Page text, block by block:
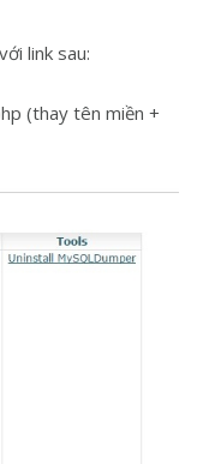
link sau:
(thay tên miền +